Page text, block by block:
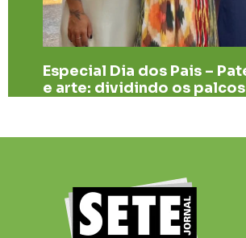
Especial Dia dos Pais –
e arte: dividindo os palcos